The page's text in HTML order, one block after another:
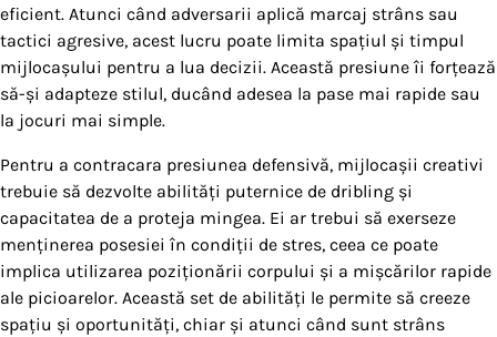
eficient. Atunci când adversarii aplică marcaj strâns sau
tactici agresive, acest lucru poate limita spațiul și timpul
mijlocașului pentru a lua decizii. Această presiune îi forțează
să-și adapteze stilul, ducând adesea la pase mai rapide sau
la jocuri mai simple.
Pentru a contracara presiunea defensivă, mijlocașii creativi
trebuie să dezvolte abilități puternice de dribling și
capacitatea de a proteja mingea. Ei ar trebui să exerseze
menținerea posesiei în condiții de stres, ceea ce poate
implica utilizarea poziționării corpului și a mișcărilor rapide
ale picioarelor. Această set de abilități le permite să creeze
spațiu și oportunități, chiar și atunci când sunt strâns